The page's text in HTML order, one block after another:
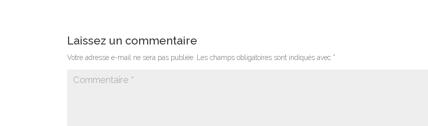
Laissez un commentaire
Votre adresse e-mail ne sera pas publiée. Les champs obligatoires sont indiqués avec *